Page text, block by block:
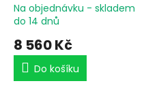
Na objednávku - skladem
do 14 dnů
8 560 Kč
Do košíku